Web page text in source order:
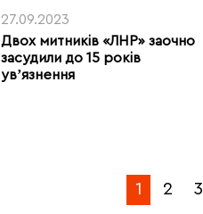
27.09.2023
Двох митників «ЛНР» заочно
засудили до 15 років
увʼязнення
1 2 3